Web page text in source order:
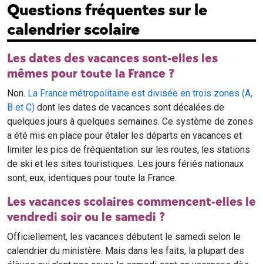
Questions fréquentes sur le
calendrier scolaire
Les dates des vacances sont-elles les
mêmes pour toute la France ?
Non. La France métropolitaine est divisée en trois zones (A,
B et C) dont les dates de vacances sont décalées de
quelques jours à quelques semaines. Ce système de zones
a été mis en place pour étaler les départs en vacances et
limiter les pics de fréquentation sur les routes, les stations
de ski et les sites touristiques. Les jours fériés nationaux
sont, eux, identiques pour toute la France.
Les vacances scolaires commencent-elles le
vendredi soir ou le samedi ?
Officiellement, les vacances débutent le samedi selon le
calendrier du ministère. Mais dans les faits, la plupart des